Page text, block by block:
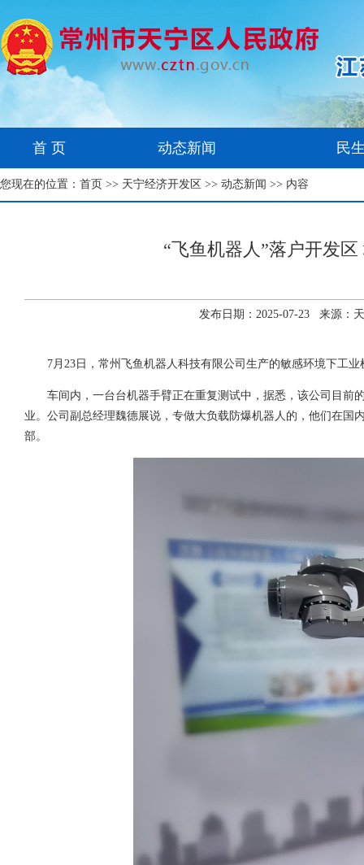
首 页 动态新闻 民
您现在的位置： 首页 >> 天宁经济开发区 >> 动态新闻 >> 内容
“飞鱼机器人”落户开发
发布日期：2025-07-23 来源：
7月23日，常州飞鱼机器人科技有限公司生产的敏感环境下工
车间内，一台台机器手臂正在重复测试中，据悉，该公司目前
业。公司副总经理魏德展说，专做大负载防爆机器人的，他们在
部。